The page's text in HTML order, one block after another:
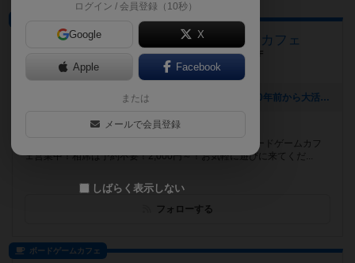
アジトベル 恵比寿のボードゲームカフェ
東京都渋谷区恵比寿1丁目26-17 阿部ビル 4F
[NEW] 【おすすめボードゲーム】(前編)10周年企画！10年前から大活躍のボードゲーム【#163】をあげました（2026年08月06日 00時03分）
遊べるボードゲーム
859個
恵比寿駅徒歩8分！平日18～23時、休日13～23時はボードゲームカフ
ェ営業中！相席は予約不要！2,000円～！お気軽に遊びに来てくだ...
フォローする
ボードゲームカフェ
ログイン / 会員登録（10秒）
Google X
Apple Facebook
または
メールで会員登録
しばらく表示しない